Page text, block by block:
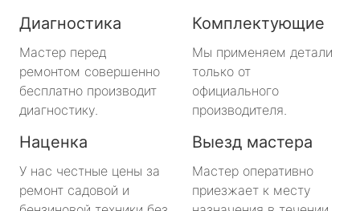
Диагностика
Мастер перед
ремонтом совершенно
бесплатно производит
диагностику.
Комплектующие
Мы применяем детали
только от
официального
производителя.
Наценка
У нас честные цены за
ремонт садовой и
Выезд мастера
Мастер оперативно
приезжает к месту